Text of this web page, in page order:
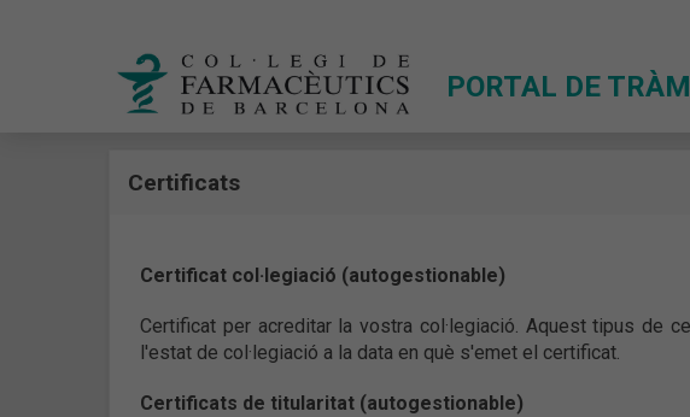
PORTAL DE
Certificats
Certificat col·legiació (autogestionable)
Certificat per acreditar la vostra col·legiació. Aquest tipus de
l'estat de col·legiació a la data en què s'emet el certificat.
Certificats de titularitat (autogestionable)